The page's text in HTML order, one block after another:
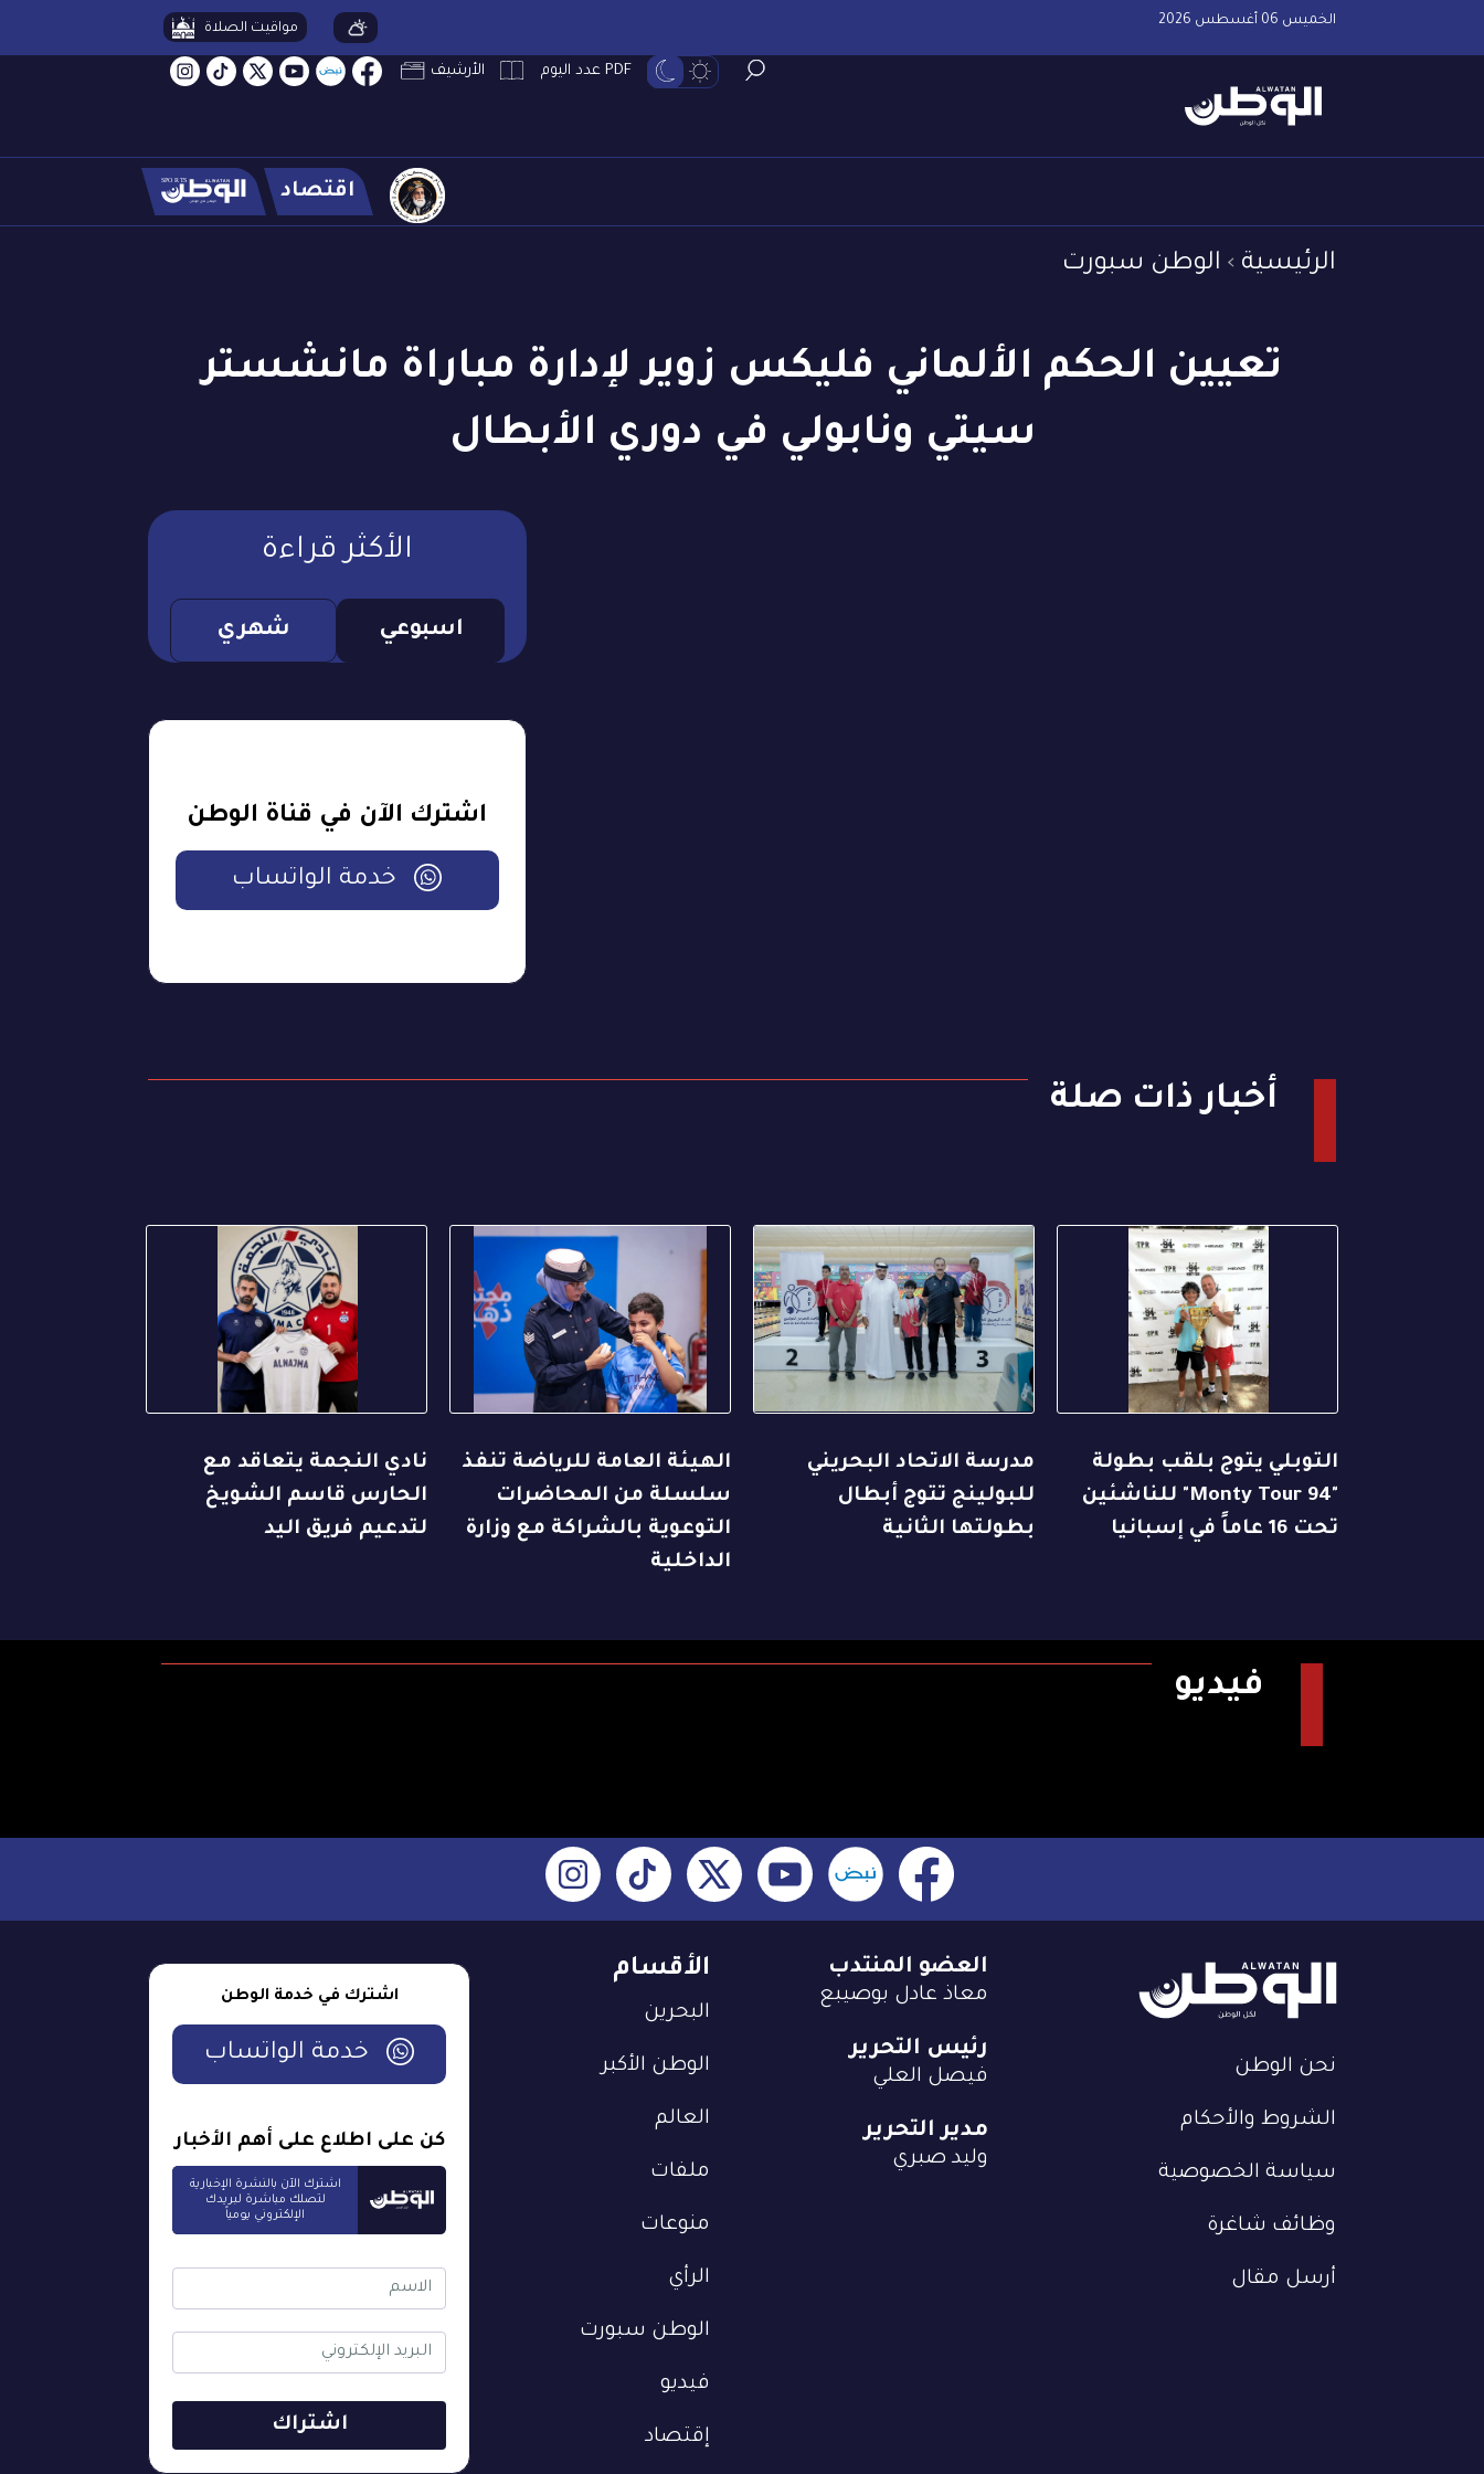
الخميس 06 أغسطس 2026 مواقيت الصلاة
PDF عدد اليوم الأرشيف
اقتصاد
الرئيسية الوطن سبورت
تعيين الحكم الألماني فليكس زوير لإدارة مباراة مانشستر
سيتي ونابولي في دوري الأبطال
الأكثر قراءة
اسبوعي شهري
اشترك الآن في قناة الوطن
خدمة الواتساب
أخبار ذات صلة
التوبلي يتوج بلقب بطولة
"94 Monty Tour" للناشئين
تحت 16 عاماً في إسبانيا
مدرسة الاتحاد البحريني
للبولينج تتوج أبطال
بطولتها الثانية
الهيئة العامة للرياضة تنفذ
سلسلة من المحاضرات
التوعوية بالشراكة مع وزارة
الداخلية
نادي النجمة يتعاقد مع
الحارس قاسم الشويخ
لتدعيم فريق اليد
فيديو
نحن الوطن
الشروط والأحكام
سياسة الخصوصية
وظائف شاغرة
أرسل مقال
الأقسام
البحرين
الوطن الأكبر
العالم
ملفات
منوعات
الرأي
الوطن سبورت
فيديو
إقتصاد
العضو المنتدب
معاذ عادل بوصيبع
رئيس التحرير
فيصل العلي
مدير التحرير
وليد صبري
اشترك في خدمة الوطن
خدمة الواتساب
كن على اطلاع على أهم الأخبار
اشترك الآن بالنشرة الإخبارية
لتصلك مباشرة لبريدك
الإلكتروني يومياً
اشتراك